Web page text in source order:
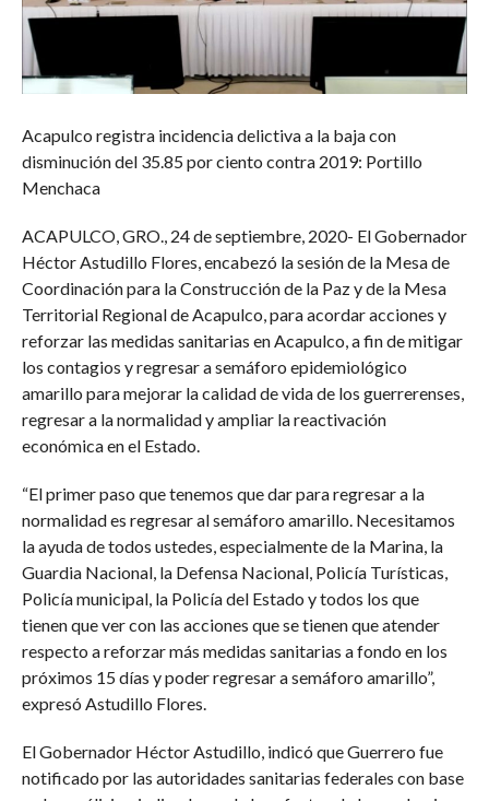
Acapulco registra incidencia delictiva a la baja con
disminución del 35.85 por ciento contra 2019: Portillo
Menchaca
ACAPULCO, GRO., 24 de septiembre, 2020- El Gobernador
Héctor Astudillo Flores, encabezó la sesión de la Mesa de
Coordinación para la Construcción de la Paz y de la Mesa
Territorial Regional de Acapulco, para acordar acciones y
reforzar las medidas sanitarias en Acapulco, a fin de mitigar
los contagios y regresar a semáforo epidemiológico
amarillo para mejorar la calidad de vida de los guerrerenses,
regresar a la normalidad y ampliar la reactivación
económica en el Estado.
“El primer paso que tenemos que dar para regresar a la
normalidad es regresar al semáforo amarillo. Necesitamos
la ayuda de todos ustedes, especialmente de la Marina, la
Guardia Nacional, la Defensa Nacional, Policía Turísticas,
Policía municipal, la Policía del Estado y todos los que
tienen que ver con las acciones que se tienen que atender
respecto a reforzar más medidas sanitarias a fondo en los
próximos 15 días y poder regresar a semáforo amarillo”,
expresó Astudillo Flores.
El Gobernador Héctor Astudillo, indicó que Guerrero fue
notificado por las autoridades sanitarias federales con base